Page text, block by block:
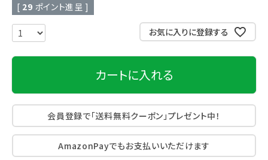
[ 29 ポイント進呈 ]
お気に入りに登録する
カートに入れる
会員登録で「送料無料クーポン」プレゼント中！
AmazonPayでもお支払いいただけます